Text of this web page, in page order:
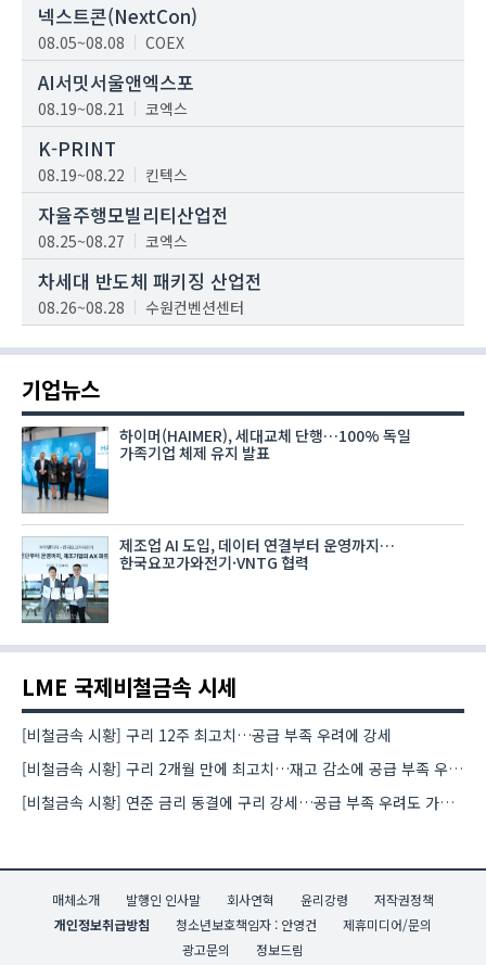
넥스트콘(NextCon)
08.05~08.08 COEX
AI서밋서울앤엑스포
08.19~08.21 코엑스
K-PRINT
08.19~08.22 킨텍스
자율주행모빌리티산업전
08.25~08.27 코엑스
차세대 반도체 패키징 산업전
08.26~08.28 수원컨벤션센터
기업뉴스
하이머(HAIMER), 세대교체 단행…100% 독일
가족기업 체제 유지 발표
제조업 AI 도입, 데이터 연결부터 운영까지…
한국요꼬가와전기·VNTG 협력
LME 국제비철금속 시세
[비철금속 시황] 구리 12주 최고치…공급 부족 우려에 강세
[비철금속 시황] 구리 2개월 만에 최고치…재고 감소에 공급 부족 우려 확대
[비철금속 시황] 연준 금리 동결에 구리 강세…공급 부족 우려도 가격 지지
매체소개 발행인 인사말 회사연혁 윤리강령
저작권정책
개인정보취급방침
청소년보호책임자 : 안영건
제휴미디어/문의
광고문의
정보드림